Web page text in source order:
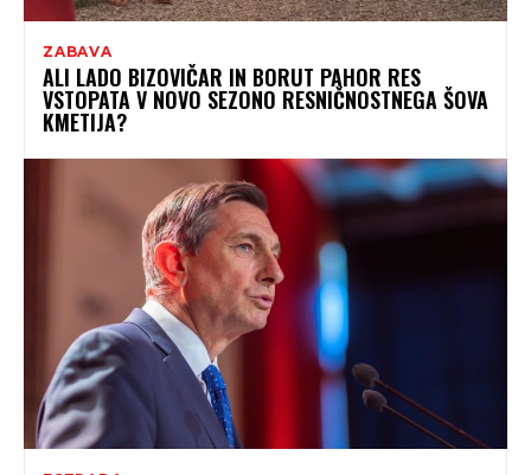
ZABAVA
ALI LADO BIZOVIČAR IN BORUT PAHOR RES
VSTOPATA V NOVO SEZONO RESNIČNOSTNEGA ŠOVA
KMETIJA?